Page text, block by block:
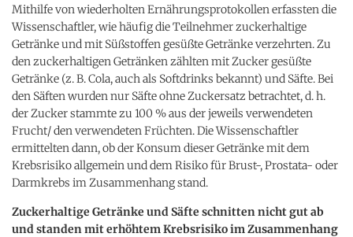
Mithilfe von wiederholten Ernährungsprotokollen erfassten die
Wissenschaftler, wie häufig die Teilnehmer zuckerhaltige
Getränke und mit Süßstoffen gesüßte Getränke verzehrten. Zu
den zuckerhaltigen Getränken zählten mit Zucker gesüßte
Getränke (z. B. Cola, auch als Softdrinks bekannt) und Säfte. Bei
den Säften wurden nur Säfte ohne Zuckersatz betrachtet, d. h.
der Zucker stammte zu 100 % aus der jeweils verwendeten
Frucht/ den verwendeten Früchten. Die Wissenschaftler
ermittelten dann, ob der Konsum dieser Getränke mit dem
Krebsrisiko allgemein und dem Risiko für Brust-, Prostata- oder
Darmkrebs im Zusammenhang stand.
Zuckerhaltige Getränke und Säfte schnitten nicht gut ab
und standen mit erhöhtem Krebsrisiko im Zusammenhang